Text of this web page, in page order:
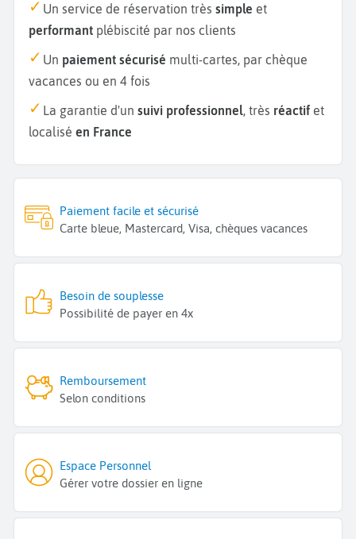
Un service de réservation très simple et
performant plébiscité par nos clients
Un paiement sécurisé multi-cartes, par chèque
vacances ou en 4 fois
La garantie d'un suivi professionnel, très réactif et
localisé en France
Paiement facile et sécurisé
Carte bleue, Mastercard, Visa, chèques vacances
Besoin de souplesse
Possibilité de payer en 4x
Remboursement
Selon conditions
Espace Personnel
Gérer votre dossier en ligne